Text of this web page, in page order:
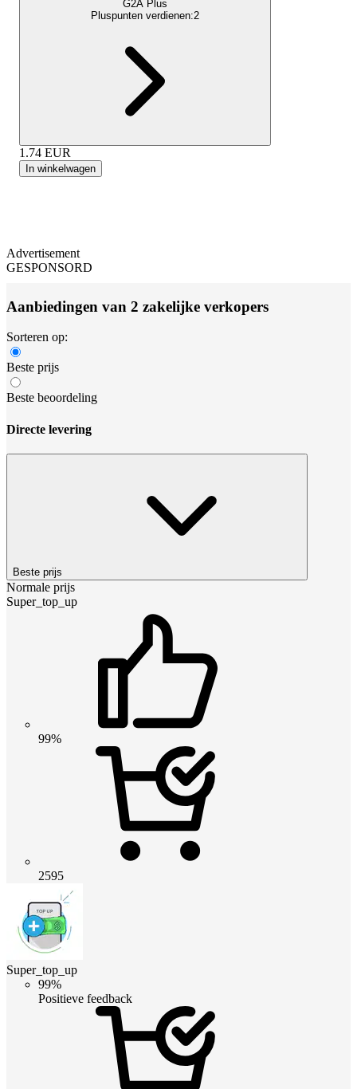
G2A Plus
Pluspunten verdienen:2
1.74 EUR
In winkelwagen
Advertisement
GESPONSORD
Aanbiedingen van 2 zakelijke verkopers
Sorteren op:
Beste prijs
Beste beoordeling
Directe levering
Beste prijs
Normale prijs
Super_top_up
99%
2595
Super_top_up
99%
Positieve feedback